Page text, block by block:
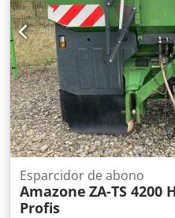
Esparcidor de abono
Amazone ZA-TS 4200
Profis